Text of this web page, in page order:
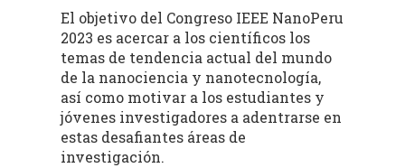
El objetivo del Congreso IEEE NanoPeru
2023 es acercar a los científicos los
temas de tendencia actual del mundo
de la nanociencia y nanotecnología,
así como motivar a los estudiantes y
jóvenes investigadores a adentrarse en
estas desafiantes áreas de
investigación.